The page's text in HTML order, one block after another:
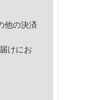
他の決済
けにお